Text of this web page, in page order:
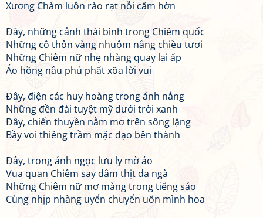
Xương Chàm luôn rào rạt nỗi căm hờn
Đây, những cảnh thái bình trong Chiêm quốc
Những cô thôn vàng nhuộm nắng chiều tươi
Những Chiêm nữ nhẹ nhàng quay lại ấp
Áo hồng nâu phủ phất xõa lời vui
Đây, điện các huy hoàng trong ánh nắng
Những đền đài tuyệt mỹ dưới trời xanh
Đây, chiến thuyền nằm mơ trên sông lặng
Bầy voi thiêng trầm mặc dạo bên thành
Đây, trong ánh ngọc lưu ly mờ ảo
Vua quan Chiêm say đắm thịt da ngà
Những Chiêm nữ mơ màng trong tiếng sáo
Cùng nhịp nhàng uyển chuyển uốn mình hoa